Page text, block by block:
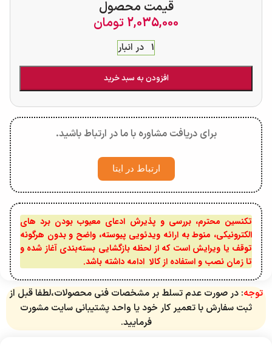
قیمت محصول
2,035,000 تومان
1 در انبار
افزودن به سبد خرید
برای دریافت مشاوره با ما در ارتباط باشید.
ارتباط در ایتا
تکنسین محترم، بررسی و پذیرش ادعای معیوب بودن برد های
الکترونیکی، منوط به ارائه ویدئویی پیوسته، واضح و بدون هرگونه
توقف یا ویرایش است که از لحظه بازگشایی بسته‌بندی آغاز شده و
تا زمان نصب و استفاده از کالا ادامه داشته باشد.
توجه: در صورت عدم تسلط بر مشخصات فنی محصولات،لطفا قبل از
ثبت سفارش با تعمیر کار خود یا واحد پشتیبانی سایت مشورت
فرمایید.